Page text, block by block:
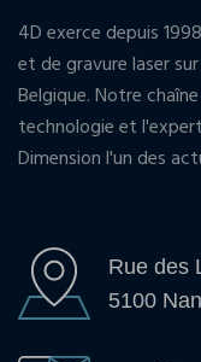
4D exerce depuis
et de gravure laser
Belgique. Notre
technologie et
Dimension l'un des
Rue des
5100